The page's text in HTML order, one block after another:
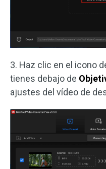
3. Haz clic en el icono
tienes debajo de
ajustes del vídeo de